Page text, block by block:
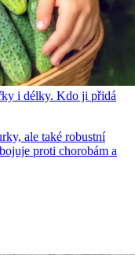
i délky. Kdo ji přidá
ale také robustní
proti chorobám a